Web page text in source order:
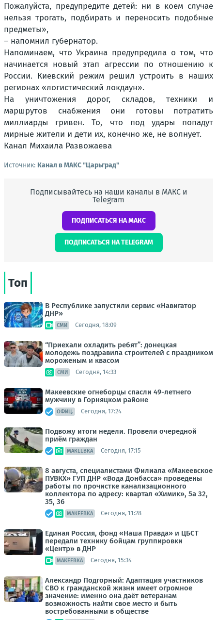
Пожалуйста, предупредите детей: ни в коем случае
нельзя трогать, подбирать и переносить подобные
предметы»,
– напомнил губернатор.
Напоминаем, что Украина предупредила о том, что
начинается новый этап агрессии по отношению к
России. Киевский режим решил устроить в наших
регионах «логистический локдаун».
На уничтожения дорог, складов, техники и
маршрутов снабжения они готовы потратить
миллиарды гривен. То, что под удары попадут
мирные жители и дети их, конечно же, не волнует.
Канал Михаила Развожаева
Источник: Канал в МАКС "Царьград"
Подписывайтесь на наши каналы в МАКС и
Telegram
ПОДПИСАТЬСЯ НА МАКС
ПОДПИСАТЬСЯ НА TELEGRAM
Топ
В Республике запустили сервис «Навигатор
ДНР»
СМИ Сегодня, 18:09
“Приехали охладить ребят”: донецкая
молодежь поздравила строителей с праздником
мороженым и квасом
СМИ Сегодня, 14:33
Макеевские огнеборцы спасли 49-летнего
мужчину в Горняцком районе
ОФИЦ. Сегодня, 17:24
Подвожу итоги недели. Провели очередной
приём граждан
МАКЕЕВКА Сегодня, 17:15
8 августа, специалистами Филиала «Макеевское
ПУВКХ» ГУП ДНР «Вода Донбасса» проведены
работы по прочистке канализационного
коллектора по адресу: квартал «Химик», 5а 32,
35, 36
МАКЕЕВКА Сегодня, 11:28
Единая Россия, фонд «Наша Правда» и ЦБСТ
передали технику бойцам группировки
«Центр» в ДНР
МАКЕЕВКА Сегодня, 15:34
Александр Подгорный: Адаптация участников
СВО к гражданской жизни имеет огромное
значение: именно она даёт ветеранам
возможность найти свое место и быть
востребованными в обществе